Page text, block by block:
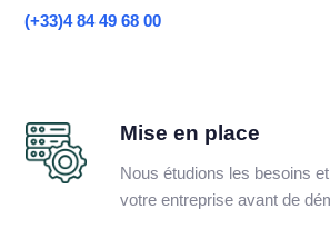
(+33)4 84 49 68 00
Mise en place
Nous étudions les besoins
votre entreprise avant de